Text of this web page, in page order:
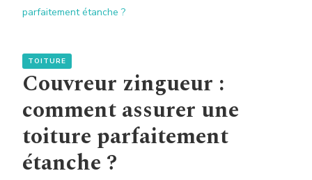
parfaitement étanche ?
TOITURE
Couvreur zingueur :
comment assurer une
toiture parfaitement
étanche ?